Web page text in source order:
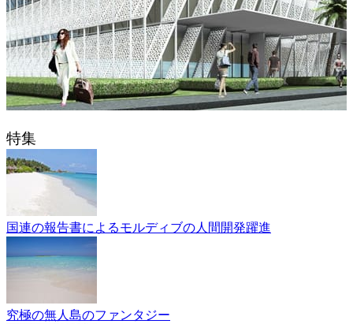
特集
国連の報告書によるモルディブの人間開発躍進
究極の無人島のファンタジー